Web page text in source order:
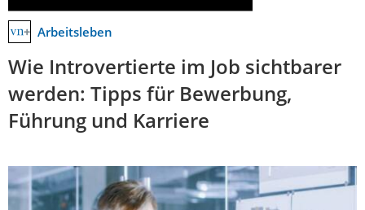
Arbeitsleben
Wie Introvertierte im Job sichtbarer
werden: Tipps für Bewerbung,
Führung und Karriere